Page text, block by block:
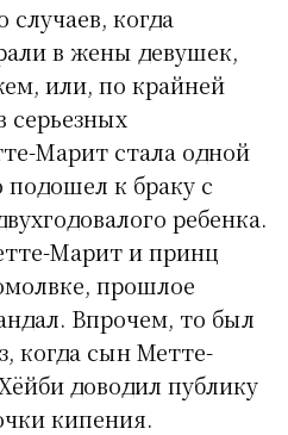
когда
в жены девушек,
или, по крайней
серьезных
Марит стала одной
подошел к браку с
ребенка.
Марит и принц
прошлое
Впрочем, то был
когда сын Метте-
доводил публику
кипения.